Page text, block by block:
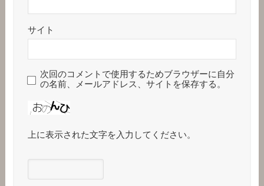
サイト
次回のコメントで使用するためブラウザーに自分
の名前、メールアドレス、サイトを保存する。
上に表示された文字を入力してください。